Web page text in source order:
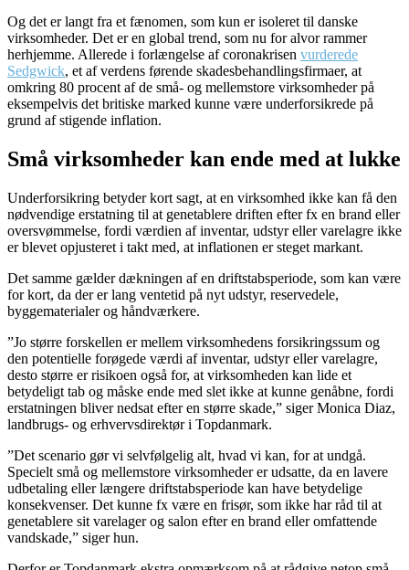
Og det er langt fra et fænomen, som kun er isoleret til danske
virksomheder. Det er en global trend, som nu for alvor rammer
herhjemme. Allerede i forlængelse af coronakrisen vurderede
Sedgwick, et af verdens førende skadesbehandlingsfirmaer, at
omkring 80 procent af de små- og mellemstore virksomheder på
eksempelvis det britiske marked kunne være underforsikrede på
grund af stigende inflation.
Små virksomheder kan ende med at lukke
Underforsikring betyder kort sagt, at en virksomhed ikke kan få den
nødvendige erstatning til at genetablere driften efter fx en brand eller
oversvømmelse, fordi værdien af inventar, udstyr eller varelagre ikke
er blevet opjusteret i takt med, at inflationen er steget markant.
Det samme gælder dækningen af en driftstabsperiode, som kan være
for kort, da der er lang ventetid på nyt udstyr, reservedele,
byggematerialer og håndværkere.
”Jo større forskellen er mellem virksomhedens forsikringssum og
den potentielle forøgede værdi af inventar, udstyr eller varelagre,
desto større er risikoen også for, at virksomheden kan lide et
betydeligt tab og måske ende med slet ikke at kunne genåbne, fordi
erstatningen bliver nedsat efter en større skade,” siger Monica Diaz,
landbrugs- og erhvervsdirektør i Topdanmark.
”Det scenario gør vi selvfølgelig alt, hvad vi kan, for at undgå.
Specielt små og mellemstore virksomheder er udsatte, da en lavere
udbetaling eller længere driftstabsperiode kan have betydelige
konsekvenser. Det kunne fx være en frisør, som ikke har råd til at
genetablere sit varelager og salon efter en brand eller omfattende
vandskade,” siger hun.